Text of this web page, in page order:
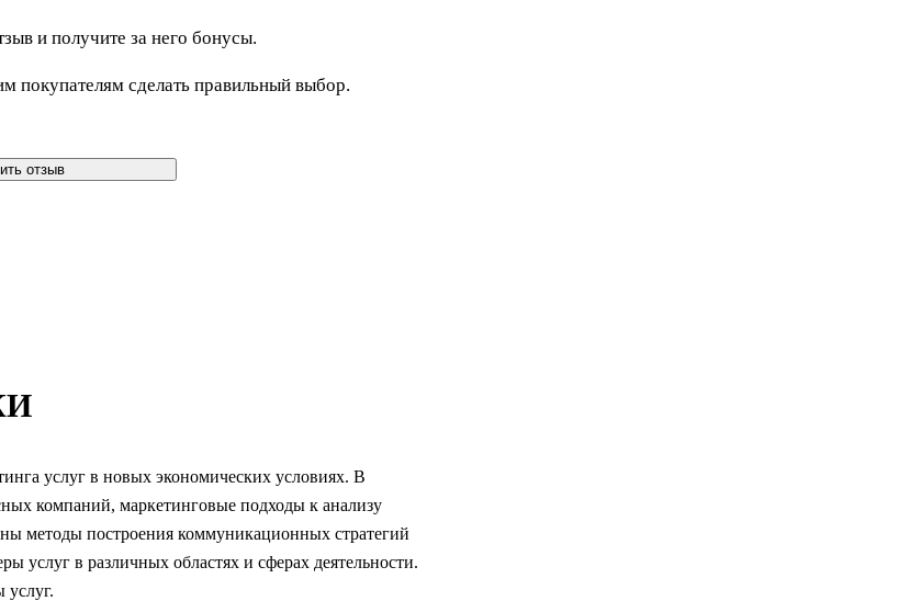
услуг в новых экономических условиях. В
компаний, маркетинговые подходы к анализу
методы построения коммуникационных стратегий
услуг в различных областях и сферах деятельности.
услуг.
и получите за него бонусы.
покупателям сделать правильный выбор.
отзыв